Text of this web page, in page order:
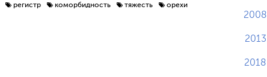
регистр коморбидность тяжесть
орехи
2008
2013
2018